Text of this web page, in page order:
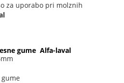
za uporabo pri molznih
gume Alfa-laval